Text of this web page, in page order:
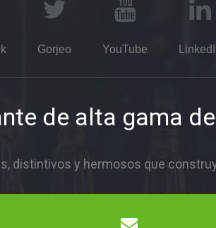
Gorjeo YouTube
de alta gama
distintivos y hermosos que